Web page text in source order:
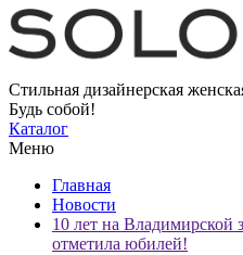
Стильная дизайнерская
Будь собой!
Каталог
Меню
Главная
Новости
10 лет на
отметила юбилей!